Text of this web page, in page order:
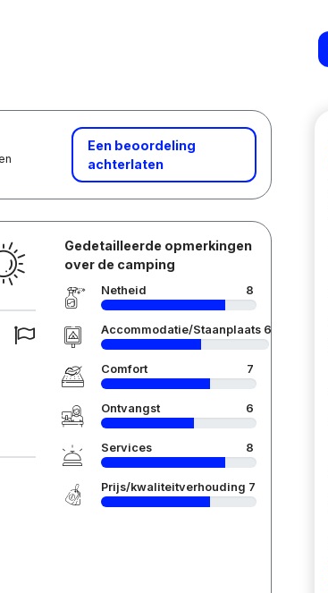
Een beoordeling
achterlaten
Gedetailleerde opmerkingen
over de camping
Netheid 8
Accommodatie/Staanplaats 6
Comfort 7
Ontvangst 6
Services 8
Prijs/kwaliteitverhouding 7